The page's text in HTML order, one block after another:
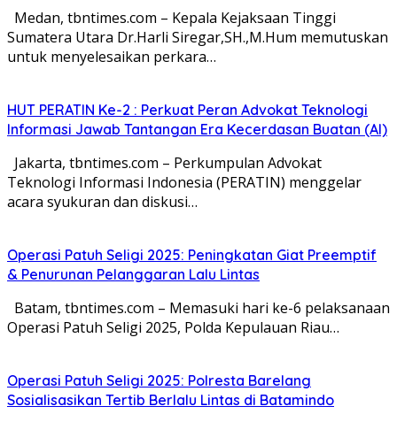
Medan, tbntimes.com – Kepala Kejaksaan Tinggi
Sumatera Utara Dr.Harli Siregar,SH.,M.Hum memutuskan
untuk menyelesaikan perkara…
HUT PERATIN Ke-2 : Perkuat Peran Advokat Teknologi
Informasi Jawab Tantangan Era Kecerdasan Buatan (AI)
Jakarta, tbntimes.com – Perkumpulan Advokat
Teknologi Informasi Indonesia (PERATIN) menggelar
acara syukuran dan diskusi…
Operasi Patuh Seligi 2025: Peningkatan Giat Preemptif
& Penurunan Pelanggaran Lalu Lintas
Batam, tbntimes.com – Memasuki hari ke-6 pelaksanaan
Operasi Patuh Seligi 2025, Polda Kepulauan Riau…
Operasi Patuh Seligi 2025: Polresta Barelang
Sosialisasikan Tertib Berlalu Lintas di Batamindo